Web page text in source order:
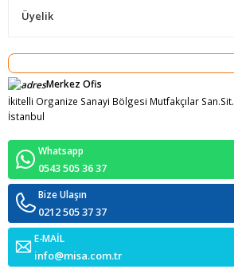
Üyelik
Merkez Ofis
İkitelli Organize Sanayi Bölgesi Mutfakçılar
İstanbul
Whatsapp
0543 505 36 37
Bize Ulaşın
0212 505 37 37
E-MAİL
info@misa.com.tr